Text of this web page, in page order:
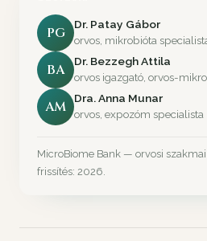
PG
Dr. Patay Gábor
orvos, mikrobióta
BA
Dr. Bezzegh Attila
orvos igazgató, orvos-
AM
Dra. Anna Munar
orvos, expozóm specialista
MicroBiome Bank — orvosi
frissítés: 2026.